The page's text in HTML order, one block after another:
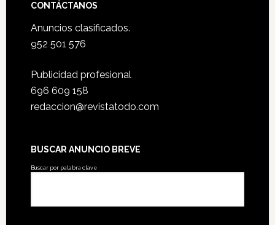
CONTÁCTANOS
Anuncios clasificados.
952 501 576
Publicidad profesional
696 609 158
redaccion@revistatodo.com
BUSCAR ANUNCIO BREVE
Buscar por palabra clave